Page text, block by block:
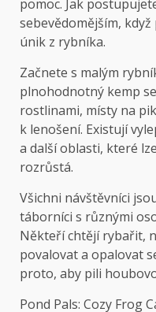
pomoc. Jak
sebevědomějším,
únik z rybníka.
Začnete s malým
plnohodnotný kemp
rostlinami, místy na
k lenošení. Existují
a další oblasti, které
rozrůstá.
Všichni návštěvníci
táborníci s různými
Někteří chtějí rybařit,
povalovat a opalovat
proto, aby pili
Pond Pals: Cozy Frog